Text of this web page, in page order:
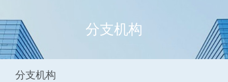
分支机构
分支机构